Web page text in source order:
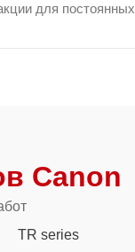
для постоянных
Canon
TR series